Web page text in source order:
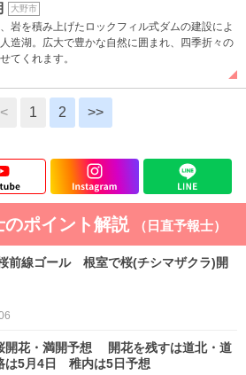
大野市
岩を積み上げたロックフィル式ダムの建設によ
造湖。広大で豊かな自然に囲まれ、四季折々の
てくれます。
1 2 >>
ポイント解説 （日直予報士）
前線ゴール 根室で桜(チシマザクラ)開
開花・満開予想 開花を残すは道北・道
5月4日 稚内は5日予想